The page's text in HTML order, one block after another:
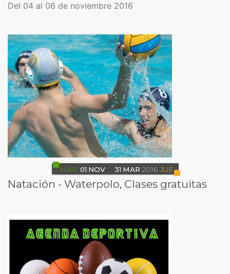
Del 04 al 06 de noviembre 2016
MAR 01 NOV 31 MAR 2016 JUE
Natación - Waterpolo, Clases gratuitas